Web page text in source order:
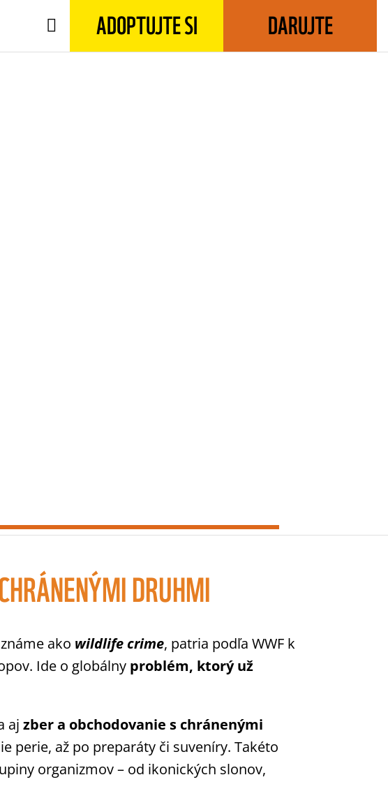
 ADOPTUJTE SI DARUJTE
DRUHMI
ako wildlife crime, patria podľa WWF k
Ide o globálny problém, ktorý už
aj zber a obchodovanie s chránenými
perie, až po preparáty či suveníry. Takéto
organizmov – od ikonických slonov,